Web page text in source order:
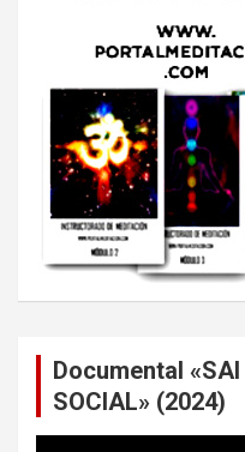
Documental
SOCIAL» (2024)